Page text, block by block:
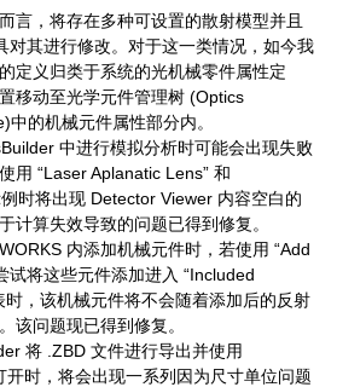
言，将存在多种可设置的散射模型并且
对其进行修改。对于这一类情况，如今我
定义归类于系统的光机械零件属性定
移动至光学元件管理树 (Optics
的机械元件属性部分内。
中进行模拟分析时可能会出现失败
用 “Laser Aplanatic Lens” 和
时将出现 Detector Viewer 内容空白的
计算失效导致的问题已得到修复。
内添加机械元件时，若使用 “Add
试将这些元件添加进入 “Included
时，该机械元件将不会随着添加后的反射
该问题现已得到修复。
将 .ZBD 文件进行导出并使用
开时，将会出现一系列因为尺寸单位问题